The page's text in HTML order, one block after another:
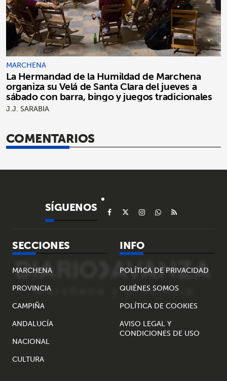
MARCHENA
La Hermandad de la Humildad de Marchena
organiza su Velá de Santa Clara del jueves a
sábado con barra, bingo y juegos tradicionales
J.J. SARABIA
COMENTARIOS
SÍGUENOS
SECCIONES
MARCHENA
PROVINCIA
CAMPIÑA
ANDALUCÍA
NACIONAL
CULTURA
INFO
POLÍTICA DE PRIVACIDAD
QUIÉNES SOMOS
POLÍTICA DE COOKIES
AVISO LEGAL Y
CONDICIONES DE USO